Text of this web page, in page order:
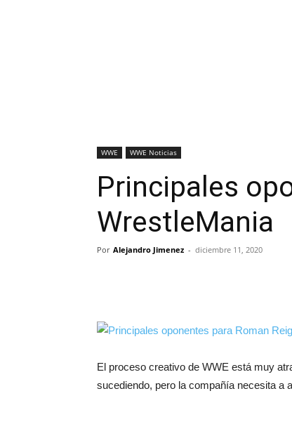
WWE WWE Noticias
Principales
WrestleMania
Por Alejandro Jimenez - diciembre 11, 2020
El proceso creativo de WWE está muy
sucediendo, pero la compañía necesita a